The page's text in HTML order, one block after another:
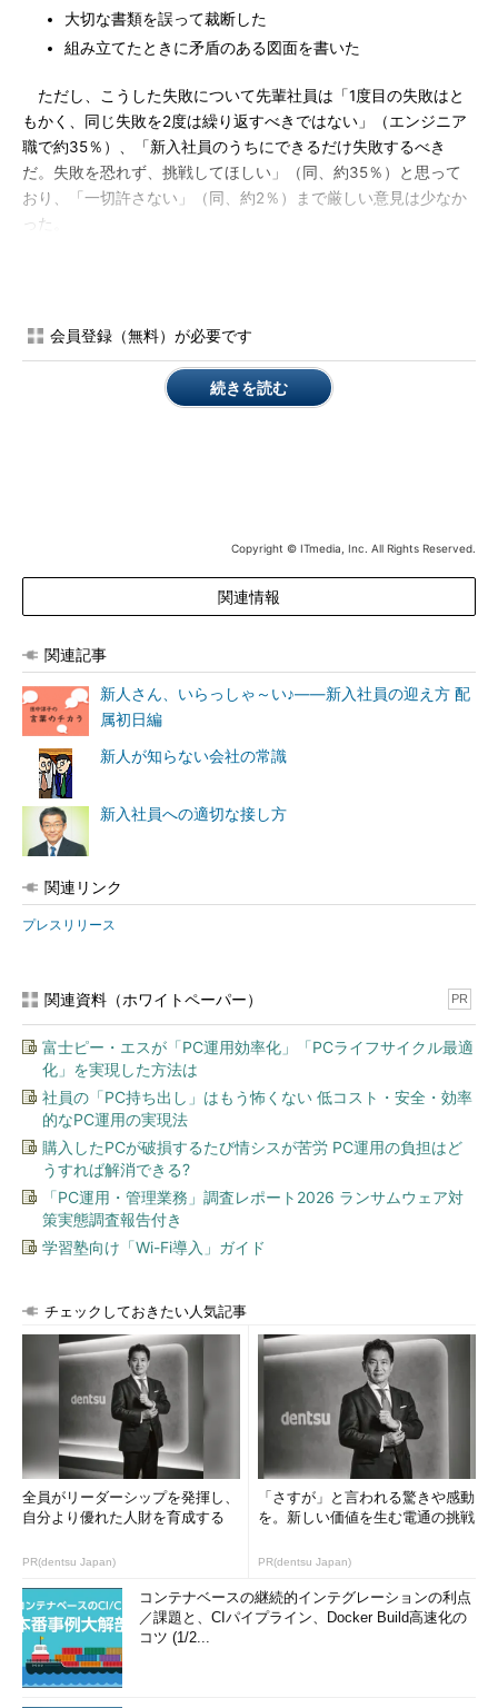
大切な書類を誤って裁断した
組み立てたときに矛盾のある図面を書いた
ただし、こうした失敗について先輩社員は「1度目の失敗はと
もかく、同じ失敗を2度は繰り返すべきではない」（エンジニア
職で約35％）、「新入社員のうちにできるだけ失敗するべき
だ。失敗を恐れず、挑戦してほしい」（同、約35％）と思って
おり、「一切許さない」（同、約2％）まで厳しい意見は少なか
った。
新入社員が持っていてほしい能力
調査では、「先輩社員は新人の失敗に対して寛容であり、その
失敗を今後の仕事にどう生かすかを重視している」とし、新入社
員の失敗は「上司・先輩のサポート不足」も原因の1つと解説し
ている。
年度、部署内に新卒の新入社員が配属された技術系以外のビジネ
スパーソンと研究・設計・開発系のエンジニアで、400人が回答
した。
会員登録（無料）が必要です
続きを読む
Copyright © ITmedia, Inc. All Rights Reserved.
関連情報
関連記事
新人さん、いらっしゃ～い♪――新入社員の迎え方 配
属初日編
新人が知らない会社の常識
新入社員への適切な接し方
関連リンク
プレスリリース
関連資料（ホワイトペーパー） PR
富士ピー・エスが「PC運用効率化」「PCライフサイクル最適
化」を実現した方法は
社員の「PC持ち出し」はもう怖くない 低コスト・安全・効率
的なPC運用の実現法
購入したPCが破損するたび情シスが苦労 PC運用の負担はど
うすれば解消できる?
「PC運用・管理業務」調査レポート2026 ランサムウェア対
策実態調査報告付き
学習塾向け「Wi-Fi導入」ガイド
チェックしておきたい人気記事
全員がリーダーシップを発揮し、
自分より優れた人財を育成する
PR(dentsu Japan)
「さすが」と言われる驚きや感動
を。新しい価値を生む電通の挑戦
PR(dentsu Japan)
コンテナベースの継続的インテグレーションの利点
／課題と、CIパイプライン、Docker Build高速化の
コツ (1/2...